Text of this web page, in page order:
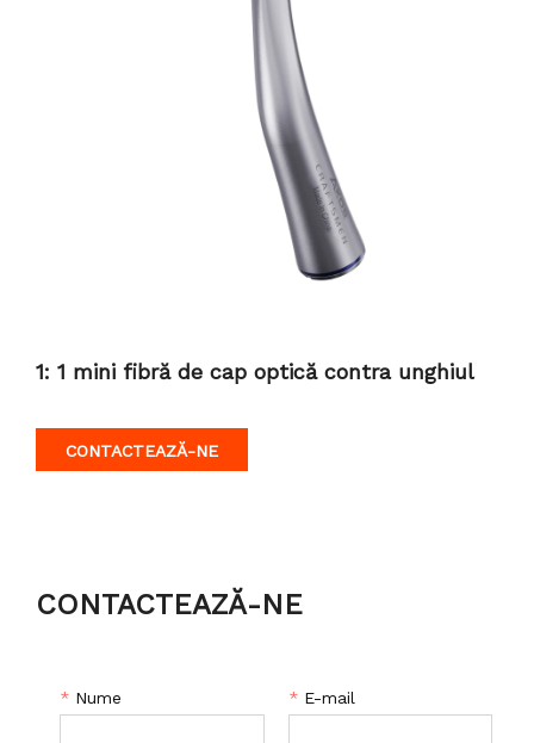
1: 1 mini fibră de cap optică contra unghiul
CONTACTEAZĂ-NE
CONTACTEAZĂ-NE
* Nume * E-mail